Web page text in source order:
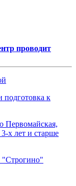
проводит
к
Первомайская,
х лет и старше
"Строгино"